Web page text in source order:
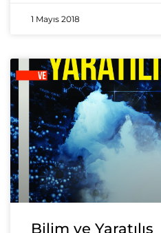
1 Mayıs 2018
Bilim ve Yaratılış